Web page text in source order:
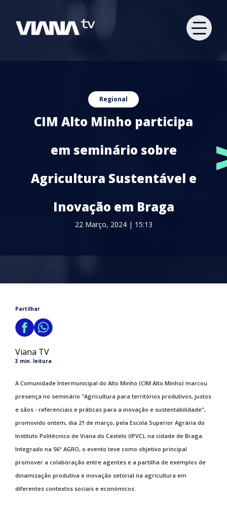
Regional
CIM Alto Minho participa
em seminário sobre
Agricultura Sustentável e
Inovação em Braga
22 Março, 2024 | 15:13
Partilhar
Viana TV
3 min. leitura
A Comunidade Intermunicipal do Alto Minho (CIM Alto Minho) marcou
presença no seminário "Agricultura para territórios produtivos, justos
e sãos - referenciais e práticas para a inovação e sustentabilidade",
promovido ontem, dia 21 de março, pela Escola Superior Agrária do
Instituto Politécnico de Viana do Castelo (IPVC), na cidade de Braga.
Integrado na 56ª AGRO, o evento teve como objetivo principal
promover a colaboração entre agentes e a partilha de exemplos de
dinamização produtiva e inovação setorial na agricultura em
diferentes contextos sociais e económicos.